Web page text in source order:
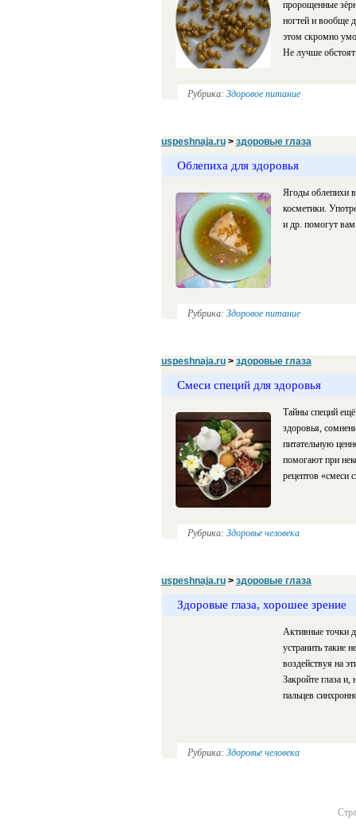
пророщенные
ногтей и вообще
этом скромно
Не лучше
Рубрика: Здоровое питание
uspeshnaja.ru> здоровые глаза
Облепиха для здоровья
Ягоды облепихи
косметики.
и др. помогут вам
Рубрика: Здоровое питание
uspeshnaja.ru> здоровые глаза
Смеси специй для здоровья
Тайны специй
здоровья,
питательную
помогают при
рецептов «смеси
Рубрика: Здоровье человека
uspeshnaja.ru> здоровые глаза
Здоровые глаза, хорошее зрение
Активные точки
устранить такие
воздействуя на
Закройте глаза
пальцев
Рубрика: Здоровье человека